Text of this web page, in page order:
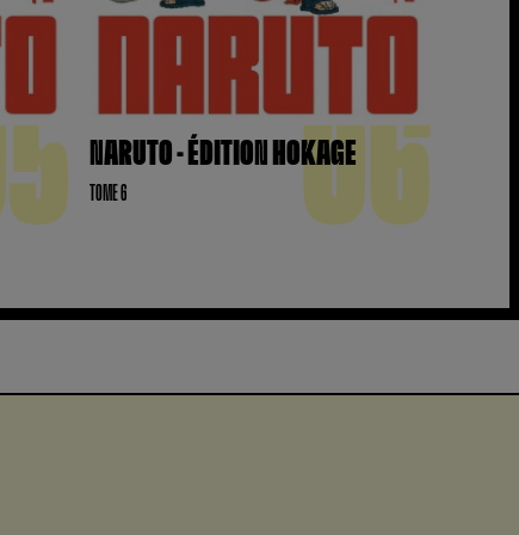
NARUTO - ÉDITION HOKAGE
TOME 6 06